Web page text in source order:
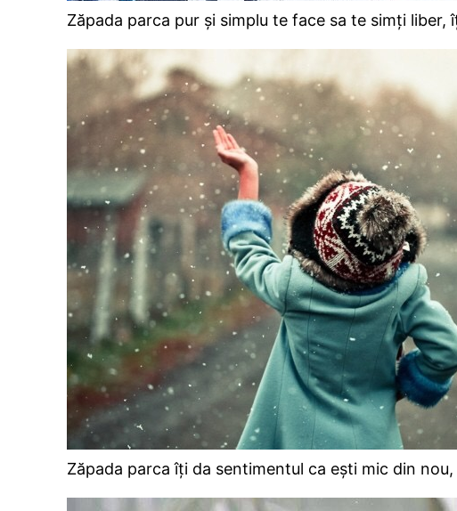
Zăpada parca pur și simplu te face sa te simți
Zăpada parca îți da sentimentul ca ești mic din